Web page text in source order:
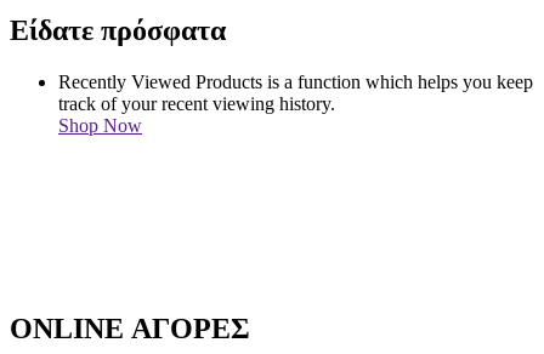
Είδατε πρόσφατα
Recently Viewed Products is a function which helps you keep
track of your recent viewing history.
Shop Now
ONLINE ΑΓΟΡΕΣ